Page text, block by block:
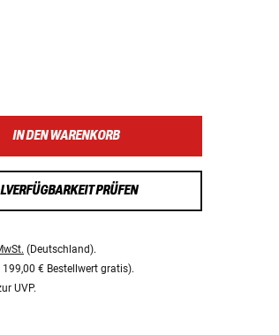
IN DEN WARENKORB
PRÜFEN
(Deutschland).
199,00 € Bestellwert gratis).
UVP.